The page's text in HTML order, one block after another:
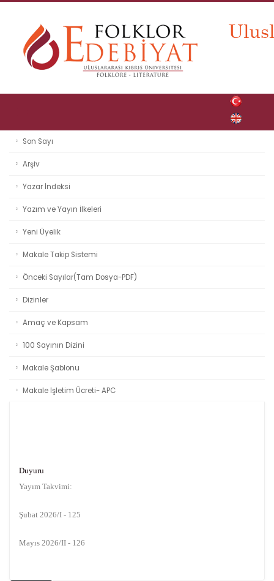
Son Sayı
Arşiv
Yazar İndeksi
Yazım ve Yayın İlkeleri
Yeni Üyelik
Makale Takip Sistemi
Önceki Sayılar(Tam Dosya-PDF)
Dizinler
Amaç ve Kapsam
100 Sayının Dizini
Makale Şablonu
Makale İşletim Ücreti- APC
Duyuru
Yayım Takvimi:
Şubat 2026/I - 125
Mayıs 2026/II - 126